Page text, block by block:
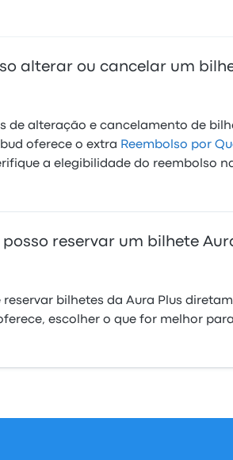
alterar ou cancelar um
de alteração e cancelamento de
oferece o extra Reembolso por
a elegibilidade do reembolso
reservar um bilhete
reservar bilhetes da Aura Plus
escolher o que for melhor